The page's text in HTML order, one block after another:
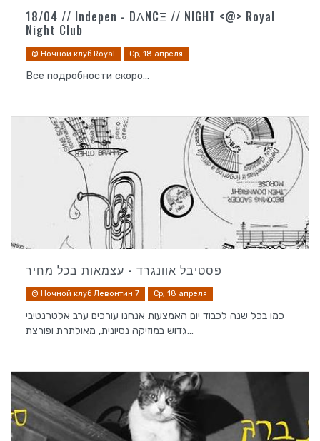
18/04 // Indepen - DΛNCΞ // NIGHT <@> Royal
Night Club
@ Ночной клуб Royal Ср, 18 апреля
Все подробности скоро...
פסטיבל אוונגרד - עצמאות בכל מחיר
@ Ночной клуб Левонтин 7 Ср, 18 апреля
כמו בכל שנה לכבוד יום האמצעות אנחנו עורכים ערב אלטרנטיבי
גדוש במוזיקה נסיונית, מאולתרת ופורצת...